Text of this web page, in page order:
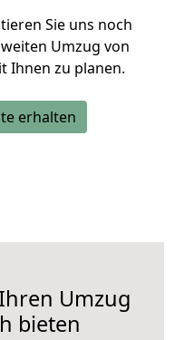
Sie uns noch
Umzug von
Ihnen zu planen.
erhalten
Umzug
bieten